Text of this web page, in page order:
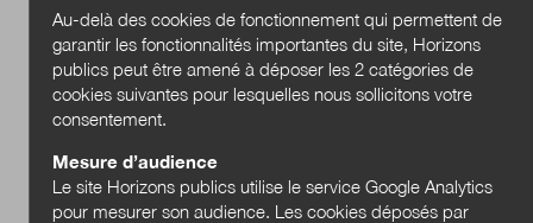
Au-delà des cookies de fonctionnement qui permettent de
garantir les fonctionnalités importantes du site, Horizons
publics peut être amené à déposer les 2 catégories de
cookies suivantes pour lesquelles nous sollicitons votre
consentement.
Mesure d’audience
Le site Horizons publics utilise le service Google Analytics
pour mesurer son audience. Les cookies déposés par